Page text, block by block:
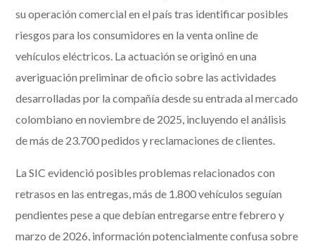
su operación comercial en el país tras identificar posibles
riesgos para los consumidores en la venta online de
vehículos eléctricos. La actuación se originó en una
averiguación preliminar de oficio sobre las actividades
desarrolladas por la compañía desde su entrada al mercado
colombiano en noviembre de 2025, incluyendo el análisis
de más de 23.700 pedidos y reclamaciones de clientes.
La SIC evidenció posibles problemas relacionados con
retrasos en las entregas, más de 1.800 vehículos seguían
pendientes pese a que debían entregarse entre febrero y
marzo de 2026, información potencialmente confusa sobre